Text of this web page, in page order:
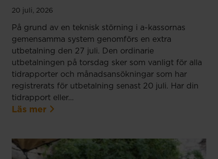
20 juli, 2026
På grund av en teknisk störning i a-kassornas
gemensamma system genomförs en extra
utbetalning den 27 juli. Den ordinarie
utbetalningen på torsdag sker som vanligt för alla
tidrapporter och månadsansökningar som har
registrerats för utbetalning senast 20 juli. Har din
tidrapport eller…
Läs mer